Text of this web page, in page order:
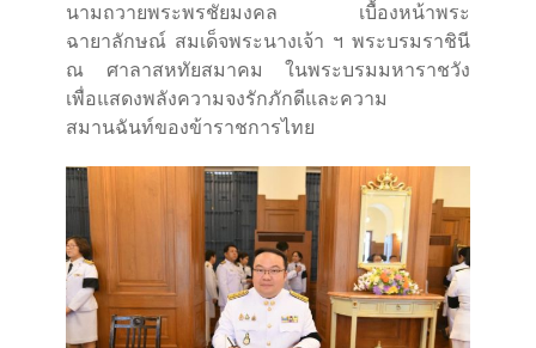
นามถวายพระพรชัยมงคล เบื้องหน้าพระ
ฉายาลักษณ์ สมเด็จพระนางเจ้า ฯ พระบรมราชินี
ณ ศาลาสหทัยสมาคม ในพระบรมมหาราชวัง
เพื่อแสดงพลังความจงรักภักดีและความ
สมานฉันท์ของข้าราชการไทย